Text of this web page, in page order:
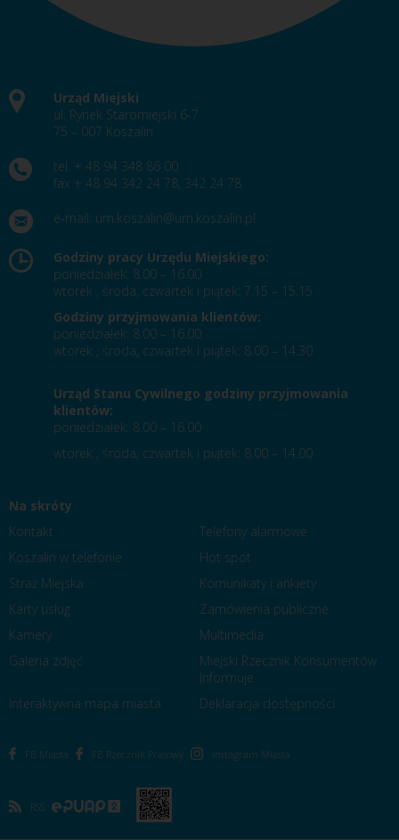
Urząd Miejski
ul. Rynek Staromiejski 6-7
75 – 007 Koszalin
tel. + 48 94 348 86 00
fax + 48 94 342 24 78, 342 24 78
e-mail: um.koszalin@um.koszalin.pl
Godziny pracy Urzędu Miejskiego:
poniedziałek: 8.00 – 16.00
wtorek , środa, czwartek i piątek: 7.15 – 15.15
Godziny przyjmowania klientów:
poniedziałek: 8.00 – 16.00
wtorek , środa, czwartek i piątek: 8.00 – 14.30
Urząd Stanu Cywilnego godziny przyjmowania
klientów:
poniedziałek: 8.00 – 16.00
wtorek , środa, czwartek i piątek: 8.00 – 14.00
Na skróty
Kontakt
Telefony alarmowe
Koszalin w telefonie
Hot spot
Straż Miejska
Komunikaty i ankiety
Karty usług
Zamówienia publiczne
Kamery
Multimedia
Galeria zdjęć
Miejski Rzecznik Konsumentów
Informuje
Interaktywna mapa miasta
Deklaracja dostępności
FB Miasta FB Rzecznik Prasowy Instagram Miasta
RSS